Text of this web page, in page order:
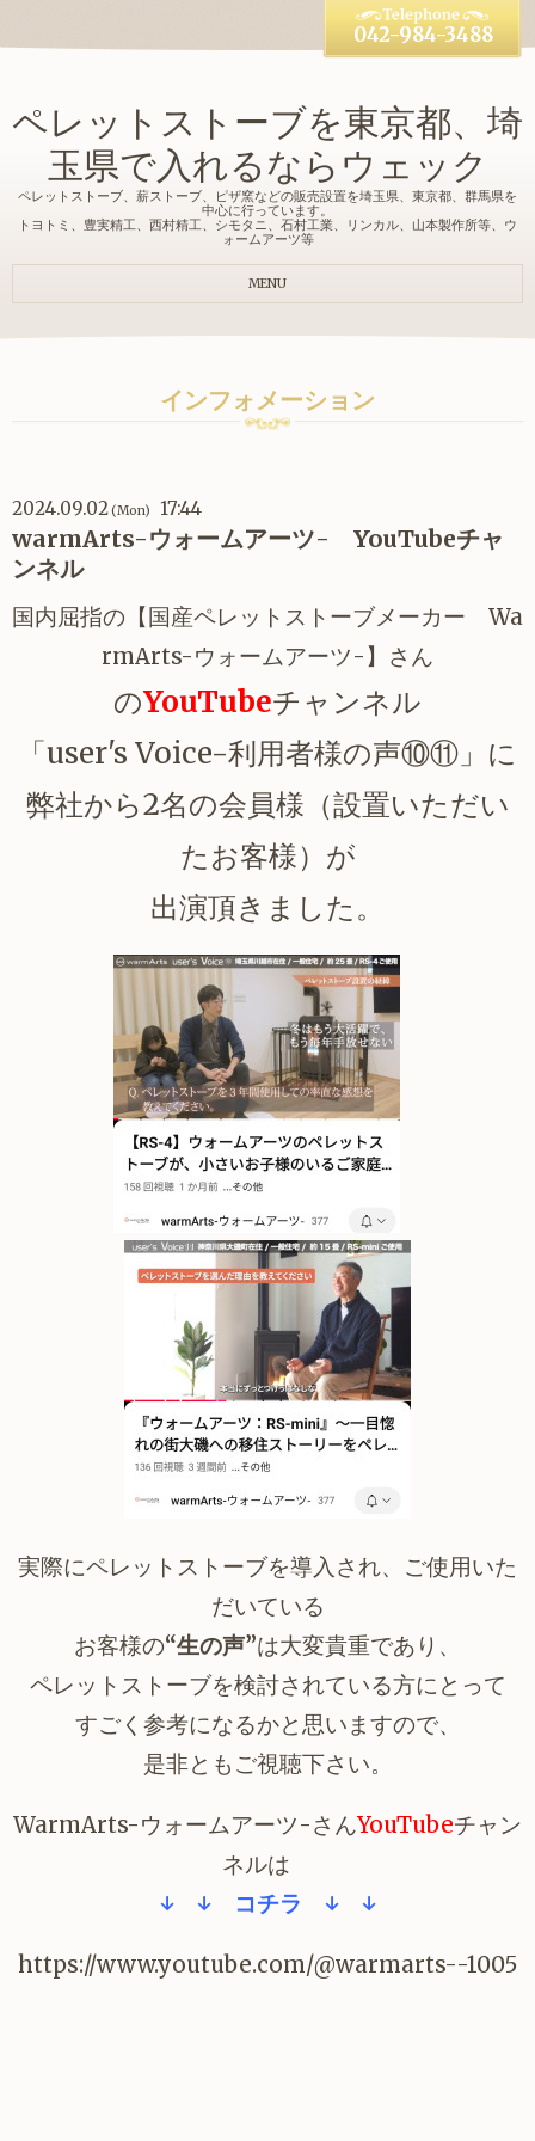
ペレットストーブを東京都、埼
玉県で入れるならウェック
ペレットストーブ、薪ストーブ、ピザ窯などの販売設置を埼玉県、東京都、群馬県を
中心に行っています。
トヨトミ、豊実精工、西村精工、シモタニ、石村工業、リンカル、山本製作所等、ウ
ォームアーツ等
042-984-3488
MENU
インフォメーション
2024.09.02(Mon) 17:44
warmArts-ウォームアーツ- YouTubeチャ
ンネル
国内屈指の【国産ペレットストーブメーカー Wa
rmArts-ウォームアーツ-】さん
のYouTubeチャンネル
「user's Voice-利用者様の声⑩⑪」に
弊社から2名の会員様（設置いただい
たお客様）が
出演頂きました。
実際にペレットストーブを導入され、ご使用いた
だいている
お客様の“生の声”は大変貴重であり、
ペレットストーブを検討されている方にとって
すごく参考になるかと思いますので、
是非ともご視聴下さい。
WarmArts-ウォームアーツ-さんYouTubeチャン
ネルは
↓ ↓ コチラ ↓ ↓
https://www.youtube.com/@warmarts--1005